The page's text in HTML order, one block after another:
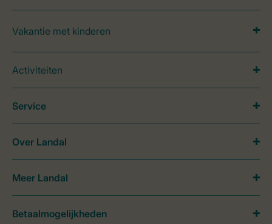
Vakantie met kinderen
Activiteiten
Service
Over Landal
Meer Landal
Betaalmogelijkheden